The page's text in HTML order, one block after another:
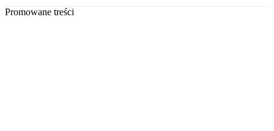
Promowane treści